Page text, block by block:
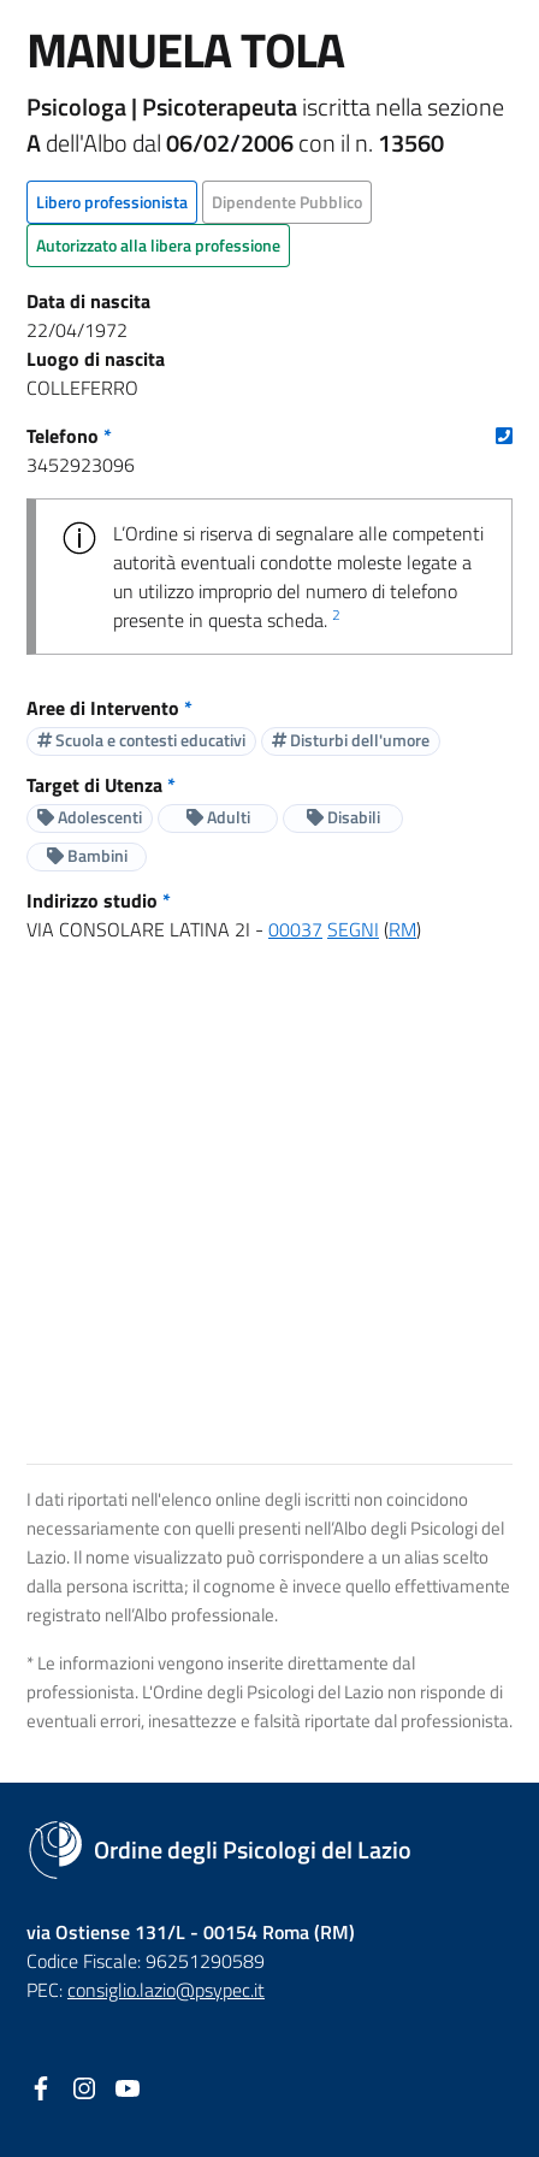
MANUELA TOLA
Psicologa | Psicoterapeutaiscritta nella sezione
Adell'Albo dal06/02/2006con il n. 13560
Libero professionista
Dipendente Pubblico
Autorizzato alla libera professione
Data di nascita
22/04/1972
Luogo di nascita
COLLEFERRO
Telefono *
3452923096
L’Ordine si riserva di segnalare alle competenti
autorità eventuali condotte moleste legate a
un utilizzo improprio del numero di telefono
presente in questa scheda. 2
Aree di Intervento *
Scuola e contesti educativi Disturbi dell'umore
Target di Utenza*
Adolescenti Adulti
Disabili
Bambini
Indirizzo studio *
VIA CONSOLARE LATINA 2I - 00037 SEGNI (RM)
I dati riportati nell'elenco online degli iscritti non coincidono
necessariamente con quelli presenti nell’Albo degli Psicologi del
Lazio. Il nome visualizzato può corrispondere a un alias scelto
dalla persona iscritta; il cognome è invece quello effettivamente
registrato nell’Albo professionale.
* Le informazioni vengono inserite direttamente dal
professionista. L'Ordine degli Psicologi del Lazio non risponde di
eventuali errori, inesattezze e falsità riportate dal professionista.
Ordine degli Psicologi del Lazio
via Ostiense 131/L - 00154 Roma (RM)
Codice Fiscale: 96251290589
PEC:consiglio.lazio@psypec.it
Facebook
(nuova scheda - new tab)
Instagram
(nuova scheda - new tab)